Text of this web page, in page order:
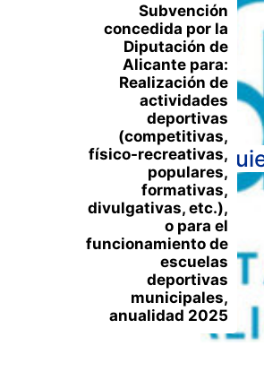
Subvención
concedida por la
Diputación de
Alicante para:
Realización de
actividades
deportivas
(competitivas,
físico-recreativas,
populares,
formativas,
divulgativas, etc.),
o para el
funcionamiento de
escuelas
deportivas
municipales,
anualidad 2025